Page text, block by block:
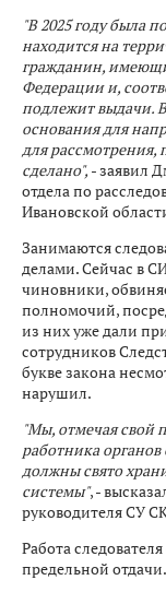
"В 2025 году была
находится на
гражданин,
Федерации и,
подлежит выдачи.
основания для
для рассмотрения,
сделано", - заявил
отдела по
Ивановской
Занимаются
делами. Сейчас в
чиновники,
полномочий,
из них уже дали
сотрудников
букве закона
нарушил.
"Мы, отмечая свой
работника
должны свято
системы", -
руководителя СУ
Работа
предельной